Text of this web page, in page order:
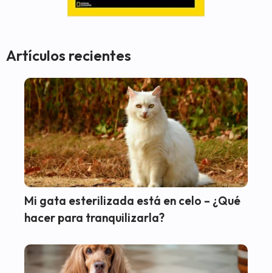
Artículos recientes
Mi gata esterilizada está en celo – ¿Qué
hacer para tranquilizarla?